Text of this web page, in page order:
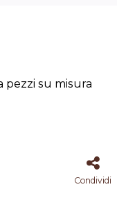
pezzi su misura
Condividi